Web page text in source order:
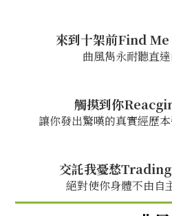
來到十架前Find
曲風雋永耐聽直
觸摸到你
讓你發出驚嘆的真實經歷
交託我憂愁
絕對使你身體不由自